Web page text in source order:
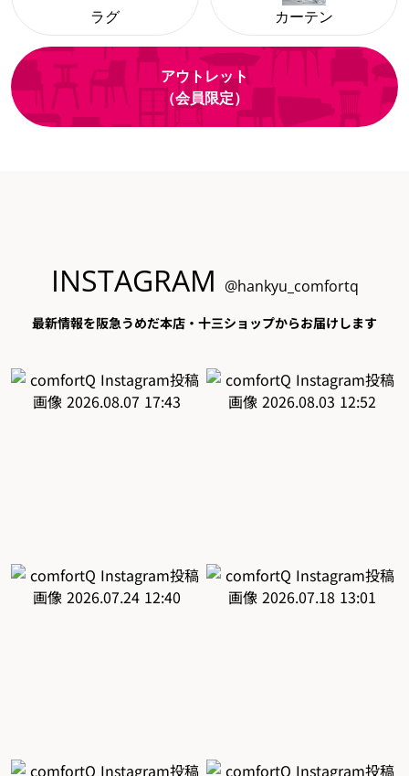
ラグ カーテン
アウトレット
（会員限定）
INSTAGRAM @hankyu_comfortq
最新情報を阪急うめだ本店・十三ショップからお届けします